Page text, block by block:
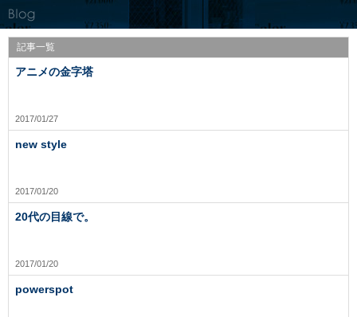
記事一覧
アニメの金字塔
2017/01/27
new style
2017/01/20
20代の目線で。
2017/01/20
powerspot